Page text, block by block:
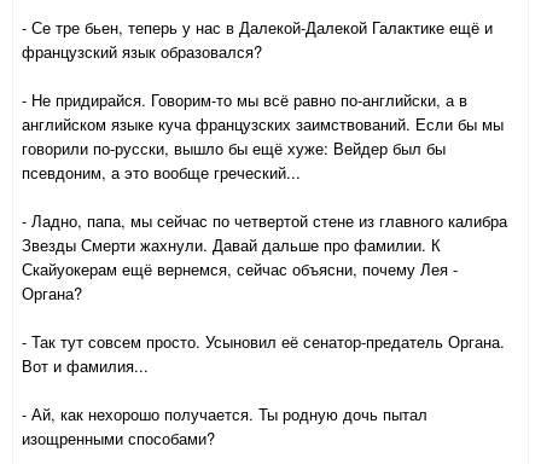
- Се тре бьен, теперь у нас в Далекой-Далекой Галактике ещё и
французский язык образовался?
- Не придирайся. Говорим-то мы всё равно по-английски, а в
английском языке куча французских заимствований. Если бы мы
говорили по-русски, вышло бы ещё хуже: Вейдер был бы
псевдоним, а это вообще греческий...
- Ладно, папа, мы сейчас по четвертой стене из главного калибра
Звезды Смерти жахнули. Давай дальше про фамилии. К
Скайуокерам ещё вернемся, сейчас объясни, почему Лея -
Органа?
- Так тут совсем просто. Усыновил её сенатор-предатель Органа.
Вот и фамилия...
- Ай, как нехорошо получается. Ты родную дочь пытал
изощренными способами?